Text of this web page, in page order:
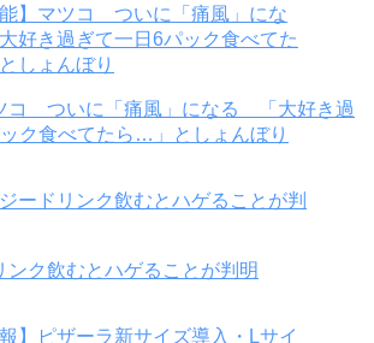
コ ついに「痛風」になる 「大好き過
ク食べてたら…」としょんぼり
ンク飲むとハゲることが判明